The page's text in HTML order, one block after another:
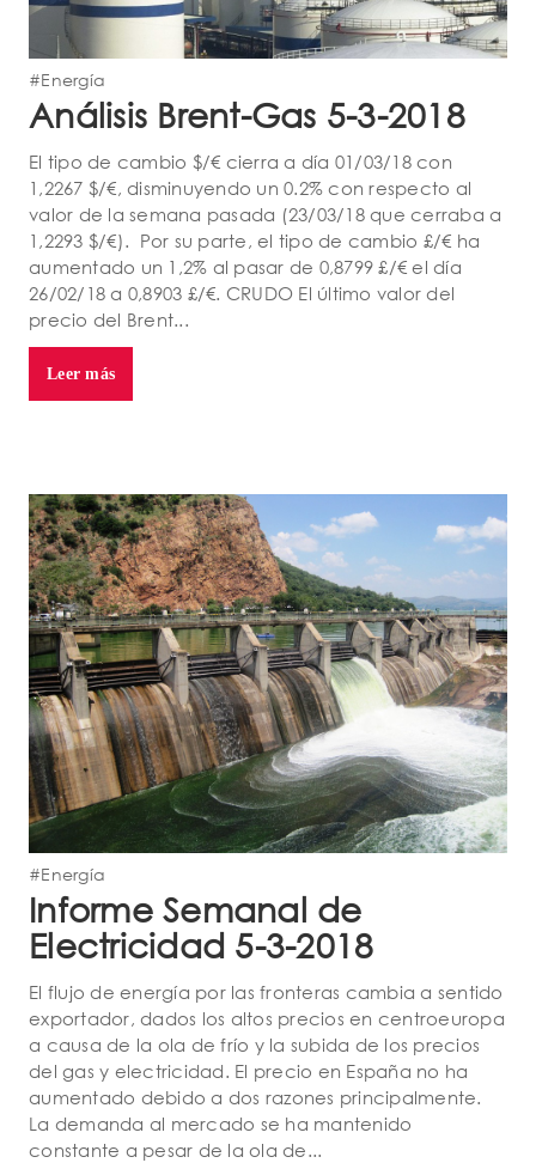
#Energía
Análisis Brent-Gas 5-3-2018
El tipo de cambio $/€ cierra a día 01/03/18 con
1,2267 $/€, disminuyendo un 0.2% con respecto al
valor de la semana pasada (23/03/18 que cerraba a
1,2293 $/€). Por su parte, el tipo de cambio £/€ ha
aumentado un 1,2% al pasar de 0,8799 £/€ el día
26/02/18 a 0,8903 £/€. CRUDO El último valor del
precio del Brent...
Leer más
#Energía
Informe Semanal de
Electricidad 5-3-2018
El flujo de energía por las fronteras cambia a sentido
exportador, dados los altos precios en centroeuropa
a causa de la ola de frío y la subida de los precios
del gas y electricidad. El precio en España no ha
aumentado debido a dos razones principalmente.
La demanda al mercado se ha mantenido
constante a pesar de la ola de...